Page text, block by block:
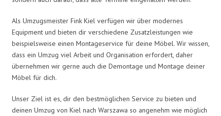
Als Umzugsmeister Fink Kiel verfügen wir über modernes
Equipment und bieten dir verschiedene Zusatzleistungen wie
beispielsweise einen Montageservice für deine Möbel. Wir wissen,
dass ein Umzug viel Arbeit und Organisation erfordert, daher
übernehmen wir gerne auch die Demontage und Montage deiner
Möbel für dich.
Unser Ziel ist es, dir den bestmöglichen Service zu bieten und
deinen Umzug von Kiel nach Warszawa so angenehm wie möglich